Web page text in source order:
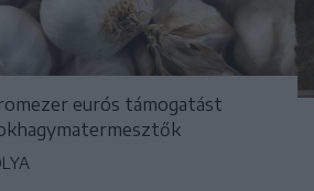
eurós támogatást